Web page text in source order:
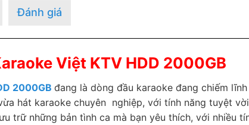
Đánh giá
Việt KTV HDD 2000GB
2000GB đang là dòng đầu karaoke đang chiếm
hát karaoke chuyên nghiệp, với tính năng tuyệt
trữ những bản tình ca mà bạn yêu thích, với nhiều